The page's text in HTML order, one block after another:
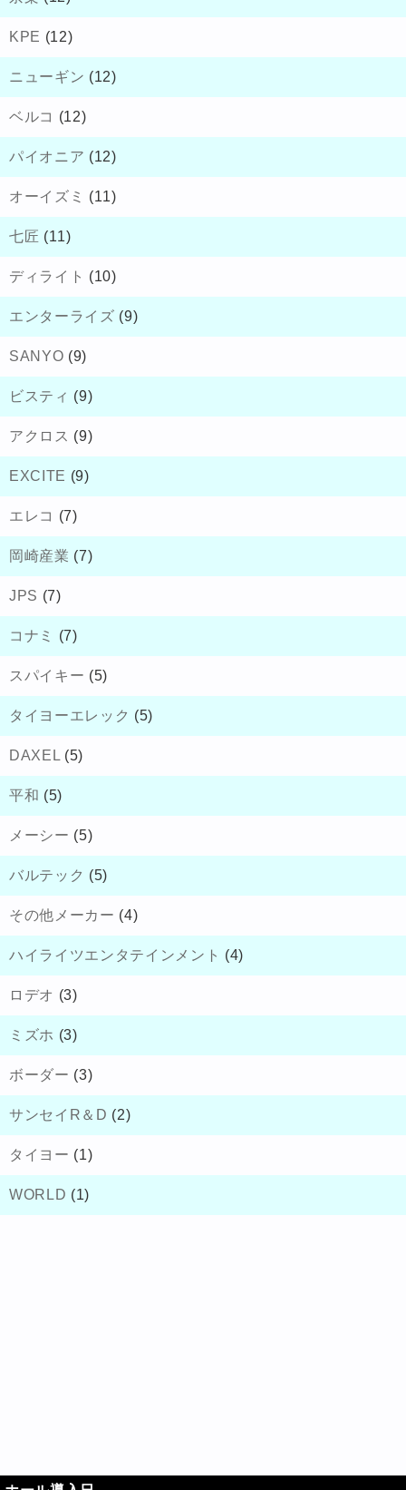
KPE (12)
ニューギン (12)
ベルコ (12)
パイオニア (12)
オーイズミ (11)
七匠 (11)
ディライト (10)
エンターライズ (9)
SANYO (9)
ビスティ (9)
アクロス (9)
EXCITE (9)
エレコ (7)
岡崎産業 (7)
JPS (7)
コナミ (7)
スパイキー (5)
タイヨーエレック (5)
DAXEL (5)
平和 (5)
メーシー (5)
バルテック (5)
その他メーカー (4)
ハイライツエンタテインメント (4)
ロデオ (3)
ミズホ (3)
ボーダー (3)
サンセイR＆D (2)
タイヨー (1)
WORLD (1)